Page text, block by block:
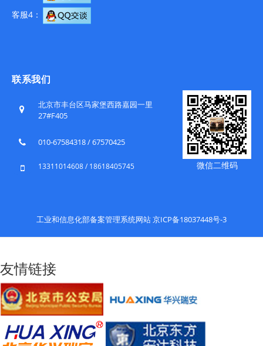
客服4：
联系我们
北京市丰台区马家堡西路嘉园一里
27#F405
010-67584318 / 67570425
13311014608 / 18618405745 微信二维码
工业和信息化部备案管理系统网站 京ICP备18037448号-3
友情链接